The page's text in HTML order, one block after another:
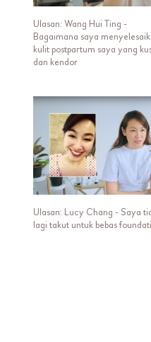
Ulasan: Wang Hui Ting -
Bagaimana saya
kulit postpartum saya yang
dan kendor
Ulasan: Lucy Chang - Saya
lagi takut untuk bebas